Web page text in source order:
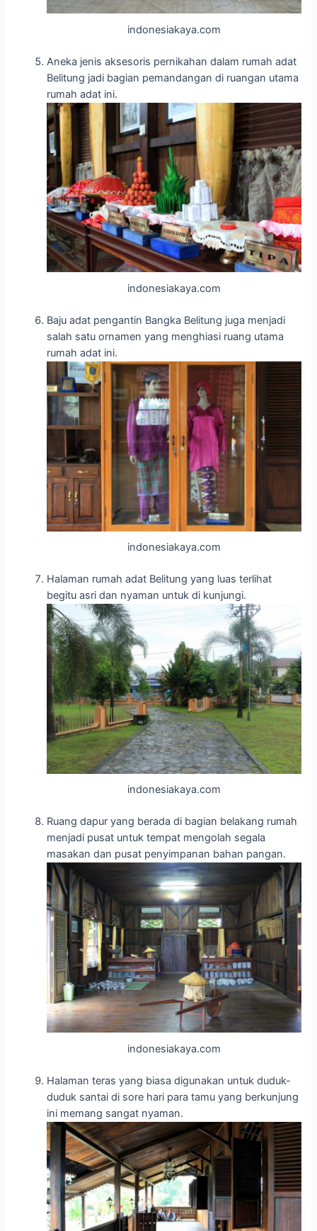
indonesiakaya.com
Aneka jenis aksesoris pernikahan dalam rumah adat
Belitung jadi bagian pemandangan di ruangan utama
rumah adat ini.
indonesiakaya.com
Baju adat pengantin Bangka Belitung juga menjadi
salah satu ornamen yang menghiasi ruang utama
rumah adat ini.
indonesiakaya.com
Halaman rumah adat Belitung yang luas terlihat
begitu asri dan nyaman untuk di kunjungi.
indonesiakaya.com
Ruang dapur yang berada di bagian belakang rumah
menjadi pusat untuk tempat mengolah segala
masakan dan pusat penyimpanan bahan pangan.
indonesiakaya.com
Halaman teras yang biasa digunakan untuk duduk-
duduk santai di sore hari para tamu yang berkunjung
ini memang sangat nyaman.